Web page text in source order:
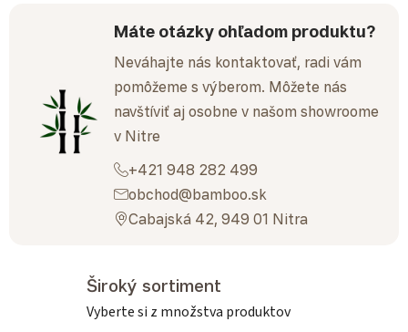
Máte otázky ohľadom produktu?
Neváhajte nás kontaktovať, radi vám
pomôžeme s výberom. Môžete nás
navštíviť aj osobne v našom showroome
v Nitre
+421 948 282 499
obchod@bamboo.sk
Cabajská 42, 949 01 Nitra
Široký sortiment
Vyberte si z množstva produktov